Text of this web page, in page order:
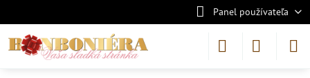
Panel používateľa